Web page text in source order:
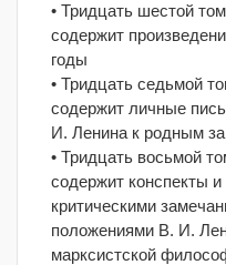
• Тридцать шестой
содержит
годы
• Тридцать седьмой
содержит личные
И. Ленина к родным
• Тридцать восьмой
содержит конспекты и
критическими
положениями В. И.
марксистской